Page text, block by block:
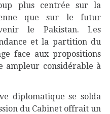
plus centrée sur la
que sur le futur
le Pakistan. Les
et la partition du
face aux propositions
considérable à
diplomatique se solda
du Cabinet offrait un